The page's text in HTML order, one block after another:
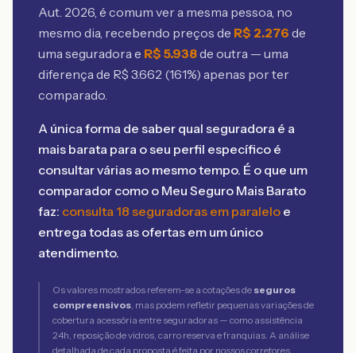
Aut. 2026, é comum ver a mesma pessoa, no
mesmo dia, recebendo preços de R$ 2.276 de
uma seguradora e R$ 5.938de outra — uma
diferença de R$ 3.662 (161%) apenas por ter
comparado.
A única forma de saber qual seguradora é a
mais barata para o seu perfil específico é
consultar várias ao mesmo tempo. É o que um
comparador como o Meu Seguro Mais Barato
faz: consulta 18 seguradoras em paralelo e
entrega todas as ofertas em um único
atendimento.
Os valores mostrados referem-se a cotações de seguros
compreensivos, mas podem refletir pequenas variações de
cobertura acessória entre seguradoras — como assistência
24h, reposição de vidros, carro reserva e franquias. A análise
detalhada de cada proposta é feita por nossos corretores